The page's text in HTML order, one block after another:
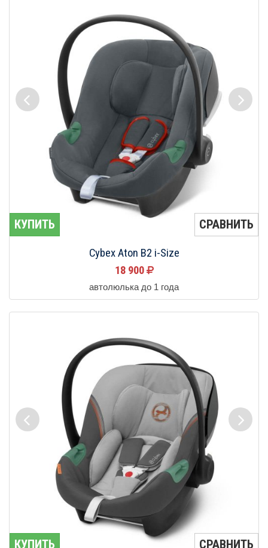
КУПИТЬ СРАВНИТЬ
Cybex Aton B2 i-Size
18 900
автолюлька до 1 года
КУПИТЬ СРАВНИТЬ